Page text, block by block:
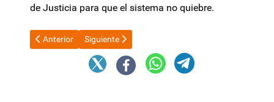
de Justicia para que el sistema no quiebre.
Artículo anterior: Según Patricia Bullrich, La Libertad Avanza
Anterior Artículo siguiente: Javier Milei no logra que la
Siguiente